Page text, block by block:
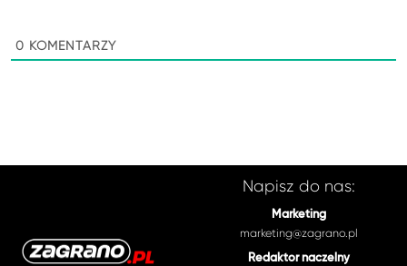
0 KOMENTARZY
Napisz do nas:
Marketing
marketing@zagrano.pl
Redaktor naczelny